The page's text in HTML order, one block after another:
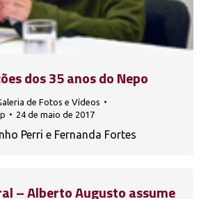
dos 35 anos do Nepo
de Fotos e Vídeos
24 de maio de 2017
Perri e Fernanda Fortes
– Alberto Augusto assume